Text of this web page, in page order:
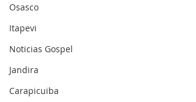
Osasco
Itapevi
Noticias Gospel
Jandira
Carapicuiba